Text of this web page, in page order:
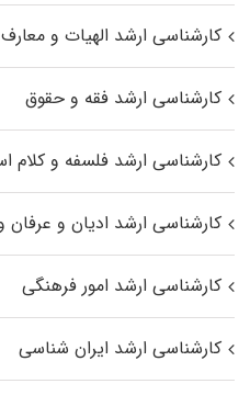
کارشناسی ارشد الهیات و
کارشناسی ارشد فقه و حقوق
کارشناسی ارشد فلسفه و کلام
کارشناسی ارشد ادیان و
کارشناسی ارشد امور فرهنگی
کارشناسی ارشد ایران شناسی